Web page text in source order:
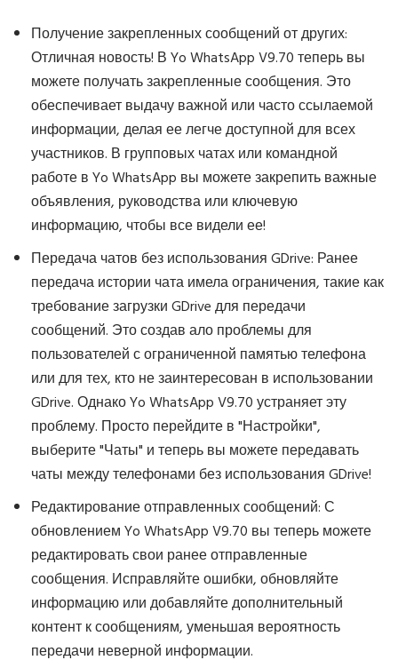
Получение закрепленных сообщений от других:
Отличная новость! В Yo WhatsApp V9.70 теперь вы
можете получать закрепленные сообщения. Это
обеспечивает выдачу важной или часто ссылаемой
информации, делая ее легче доступной для всех
участников. В групповых чатах или командной
работе в Yo WhatsApp вы можете закрепить важные
объявления, руководства или ключевую
информацию, чтобы все видели ее!
Передача чатов без использования GDrive: Ранее
передача истории чата имела ограничения, такие как
требование загрузки GDrive для передачи
сообщений. Это создав ало проблемы для
пользователей с ограниченной памятью телефона
или для тех, кто не заинтересован в использовании
GDrive. Однако Yo WhatsApp V9.70 устраняет эту
проблему. Просто перейдите в "Настройки",
выберите "Чаты" и теперь вы можете передавать
чаты между телефонами без использования GDrive!
Редактирование отправленных сообщений: С
обновлением Yo WhatsApp V9.70 вы теперь можете
редактировать свои ранее отправленные
сообщения. Исправляйте ошибки, обновляйте
информацию или добавляйте дополнительный
контент к сообщениям, уменьшая вероятность
передачи неверной информации.